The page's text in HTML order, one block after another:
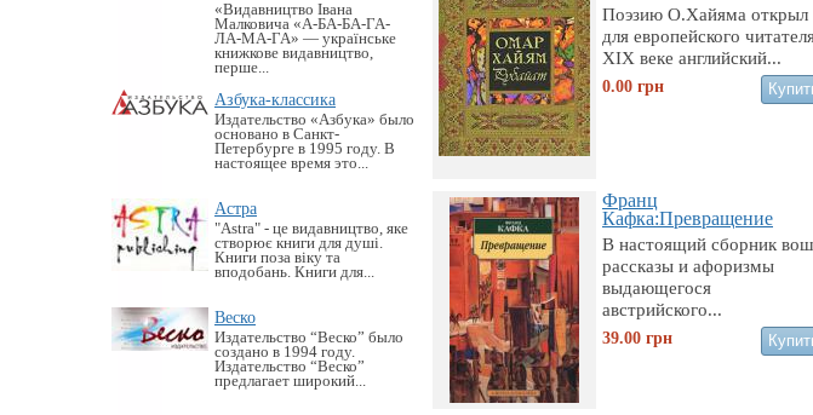
«Видавництво Івана
Малковича «А-БА-БА-ГА-
ЛА-МА-ГА» — українське
книжкове видавництво,
перше...
Азбука-классика
Издательство «Азбука» было
основано в Санкт-
Петербурге в 1995 году. В
настоящее время это...
Астра
"Astra" - це видавництво, яке
створює книги для душі.
Книги поза віку та
вподобань. Книги для...
Веско
Издательство “Веско” было
создано в 1994 году.
Издательство “Веско”
предлагает широкий...
Поэзию О.Хайяма открыл
для европейского
XIX веке английский...
0.00 грн
Франц
Кафка:Превращение
В настоящий сборник
рассказы и афоризмы
выдающегося
австрийского...
39.00 грн